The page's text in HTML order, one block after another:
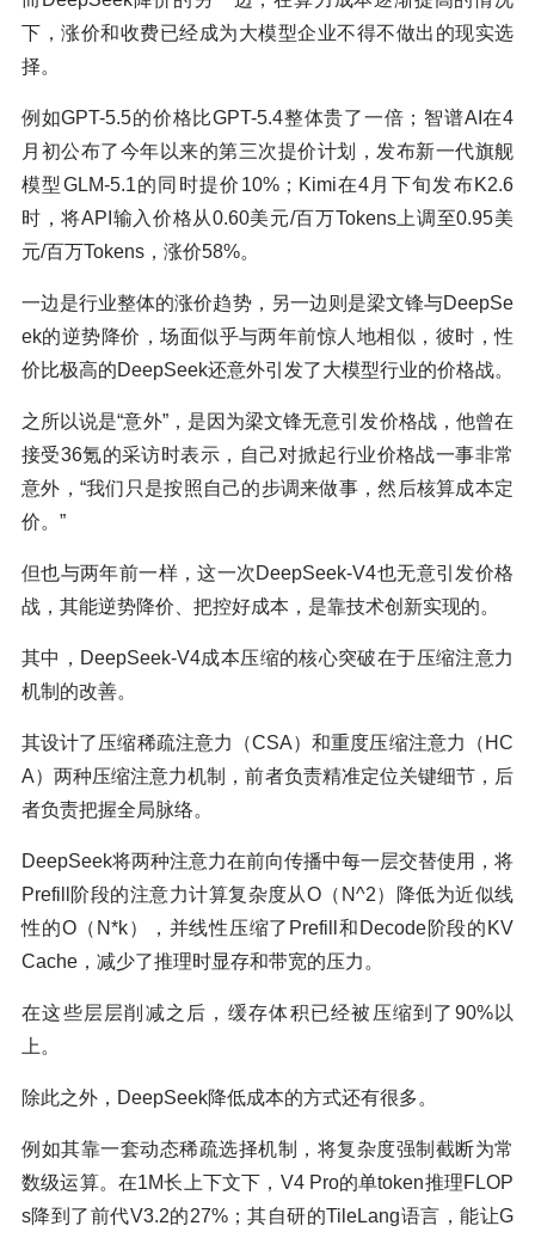
下，涨价和收费已经成为大模型企业不得不做出的现实选
择。
例如GPT-5.5的价格比GPT-5.4整体贵了一倍；智谱AI在4
月初公布了今年以来的第三次提价计划，发布新一代旗舰
模型GLM-5.1的同时提价10%；Kimi在4月下旬发布K2.6
时，将API输入价格从0.60美元/百万Tokens上调至0.95美
元/百万Tokens，涨价58%。
一边是行业整体的涨价趋势，另一边则是梁文锋与DeepSe
ek的逆势降价，场面似乎与两年前惊人地相似，彼时，性
价比极高的DeepSeek还意外引发了大模型行业的价格战。
之所以说是“意外”，是因为梁文锋无意引发价格战，他曾在
接受36氪的采访时表示，自己对掀起行业价格战一事非常
意外，“我们只是按照自己的步调来做事，然后核算成本定
价。”
但也与两年前一样，这一次DeepSeek-V4也无意引发价格
战，其能逆势降价、把控好成本，是靠技术创新实现的。
其中，DeepSeek-V4成本压缩的核心突破在于压缩注意力
机制的改善。
其设计了压缩稀疏注意力（CSA）和重度压缩注意力（HC
A）两种压缩注意力机制，前者负责精准定位关键细节，后
者负责把握全局脉络。
DeepSeek将两种注意力在前向传播中每一层交替使用，将
Prefill阶段的注意力计算复杂度从O（N^2）降低为近似线
性的O（N*k），并线性压缩了Prefill和Decode阶段的KV
Cache，减少了推理时显存和带宽的压力。
在这些层层削减之后，缓存体积已经被压缩到了90%以
上。
除此之外，DeepSeek降低成本的方式还有很多。
例如其靠一套动态稀疏选择机制，将复杂度强制截断为常
数级运算。在1M长上下文下，V4 Pro的单token推理FLOP
s降到了前代V3.2的27%；其自研的TileLang语言，能让G